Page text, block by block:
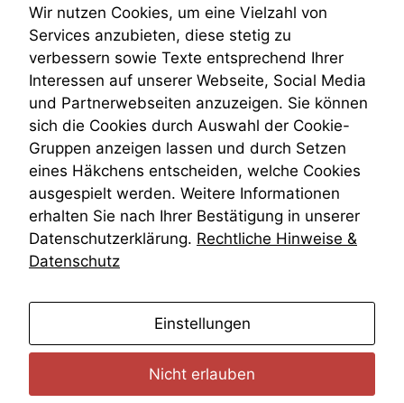
Teilungsklage
Venezuela
VRK
Wiederherstellungsanordnung
Zivilprozessordnung
ZPO
Zustellfiktion
Zuständigkeit
Öffentliches Personalrecht
Öffentlichkeitsprinzip
Wir nutzen Cookies, um eine Vielzahl von
Services anzubieten, diese stetig zu
verbessern sowie Texte entsprechend Ihrer
Interessen auf unserer Webseite, Social Media
und Partnerwebseiten anzuzeigen. Sie können
sich die Cookies durch Auswahl der Cookie-
Gruppen anzeigen lassen und durch Setzen
eines Häkchens entscheiden, welche Cookies
ausgespielt werden. Weitere Informationen
erhalten Sie nach Ihrer Bestätigung in unserer
Datenschutzerklärung. Rechtliche Hinweise &
Datenschutz
Einstellungen
Nicht erlauben